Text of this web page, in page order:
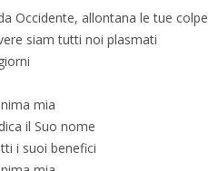
Occidente, allontana le tue colpe
siam tutti noi plasmati
mia
il Suo nome
i suoi benefici